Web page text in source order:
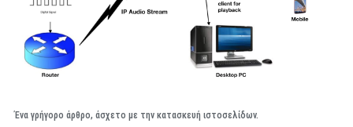
Ένα γρήγορο άρθρο, άσχετο με την κατασκευή ιστοσελίδων.